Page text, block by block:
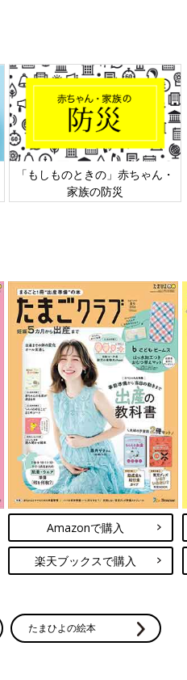
「もしものときの」赤ちゃん・
家族の防災
Amazonで購入
楽天ブックスで購入
たまひよの絵本